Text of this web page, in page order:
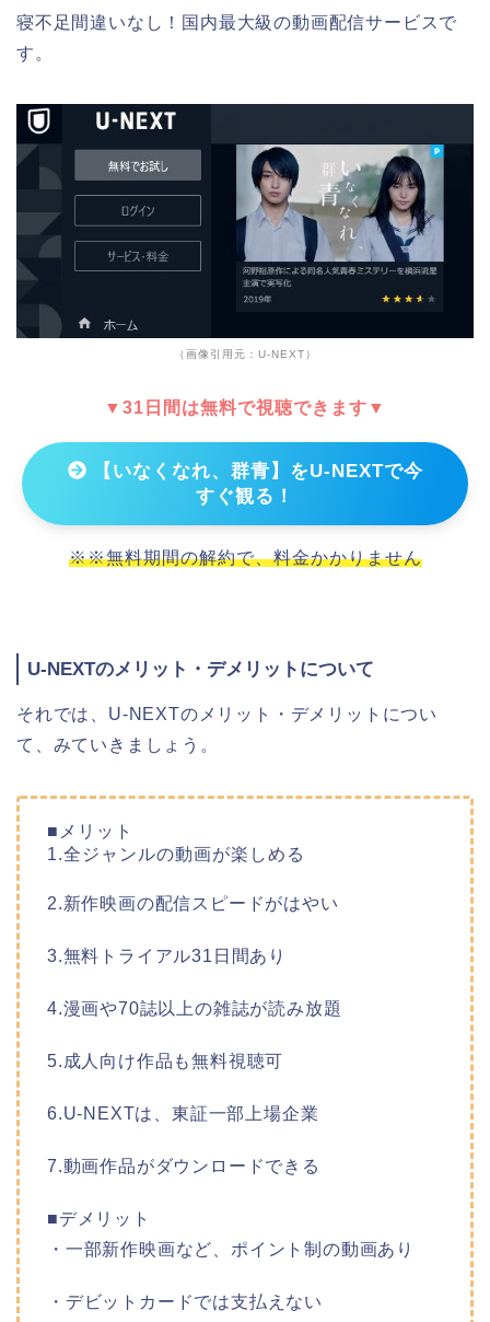
寝不足間違いなし！国内最大級の動画配信サービスで
す。
（画像引用元：U-NEXT）
▼31日間は無料で視聴できます▼
【いなくなれ、群青】をU-NEXTで今
すぐ観る！
※※無料期間の解約で、料金かかりません
U-NEXTのメリット・デメリットについて
それでは、U-NEXTのメリット・デメリットについ
て、みていきましょう。
■メリット
1.全ジャンルの動画が楽しめる
2.新作映画の配信スピードがはやい
3.無料トライアル31日間あり
4.漫画や70誌以上の雑誌が読み放題
5.成人向け作品も無料視聴可
6.U-NEXTは、東証一部上場企業
7.動画作品がダウンロードできる
■デメリット
・一部新作映画など、ポイント制の動画あり
・デビットカードでは支払えない